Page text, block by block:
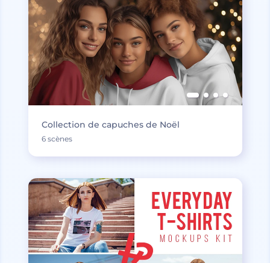
Collection de capuches de Noël
6 scènes